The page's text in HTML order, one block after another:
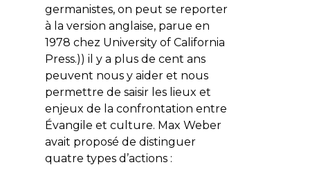
germanistes, on peut se reporter
à la version anglaise, parue en
1978 chez University of California
Press.)) il y a plus de cent ans
peuvent nous y aider et nous
permettre de saisir les lieux et
enjeux de la confrontation entre
Évangile et culture. Max Weber
avait proposé de distinguer
quatre types d’actions :